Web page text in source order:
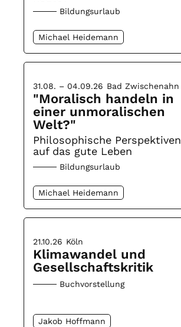
Bildungsurlaub
Michael Heidemann
31.08. – 04.09.26 Bad Zwischenahn
"Moralisch handeln in
einer unmoralischen
Welt?"
Philosophische Perspektiven
auf das gute Leben
Bildungsurlaub
Michael Heidemann
21.10.26 Köln
Klimawandel und
Gesellschaftskritik
Buchvorstellung
Jakob Hoffmann